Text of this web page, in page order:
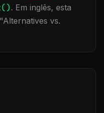
. Em inglês, esta
Alternatives vs.